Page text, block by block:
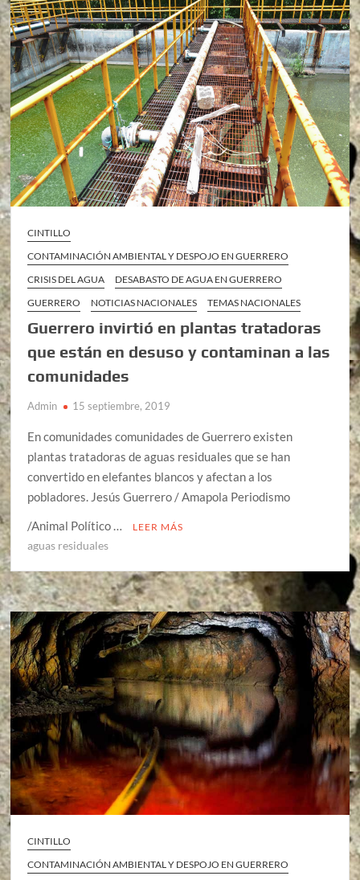
CINTILLO
CONTAMINACIÓN AMBIENTAL Y DESPOJO EN GUERRERO
CRISIS DEL AGUA
DESABASTO DE AGUA EN GUERRERO
GUERRERO
NOTICIAS NACIONALES TEMAS NACIONALES
Guerrero invirtió en plantas tratadoras
que están en desuso y contaminan a las
comunidades
Admin 15 septiembre, 2019
En comunidades comunidades de Guerrero existen
plantas tratadoras de aguas residuales que se han
convertido en elefantes blancos y afectan a los
pobladores. Jesús Guerrero / Amapola Periodismo
/Animal Político …
LEER MÁS
aguas residuales
CINTILLO
CONTAMINACIÓN AMBIENTAL Y DESPOJO EN GUERRERO